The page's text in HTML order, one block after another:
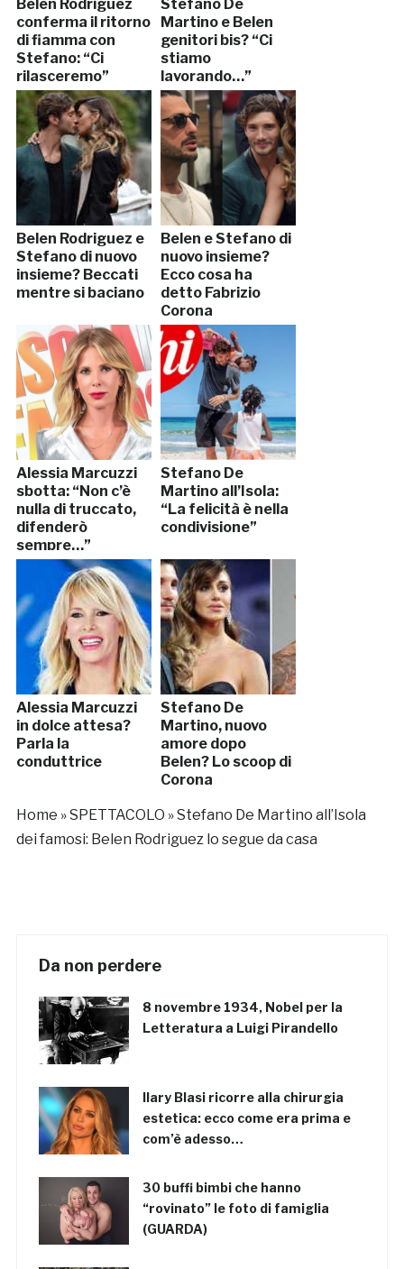
Belen Rodriguez
conferma il ritorno
di fiamma con
Stefano: “Ci
rilasceremo”
Stefano De
Martino e Belen
genitori bis? “Ci
stiamo
lavorando…”
Belen Rodriguez e
Stefano di nuovo
insieme? Beccati
mentre si baciano
Belen e Stefano di
nuovo insieme?
Ecco cosa ha
detto Fabrizio
Corona
Alessia Marcuzzi
sbotta: “Non c’è
nulla di truccato,
difenderò
sempre…”
Stefano De
Martino all’Isola:
“La felicità è nella
condivisione”
Alessia Marcuzzi
in dolce attesa?
Parla la
conduttrice
Stefano De
Martino, nuovo
amore dopo
Belen? Lo scoop di
Corona
Home »SPETTACOLO »Stefano De Martino all’Isola
dei famosi: Belen Rodriguez lo segue da casa
Da non perdere
8 novembre 1934, Nobel per la
Letteratura a Luigi Pirandello
Ilary Blasi ricorre alla chirurgia
estetica: ecco come era prima e
com’è adesso…
30 buffi bimbi che hanno
“rovinato” le foto di famiglia
(GUARDA)